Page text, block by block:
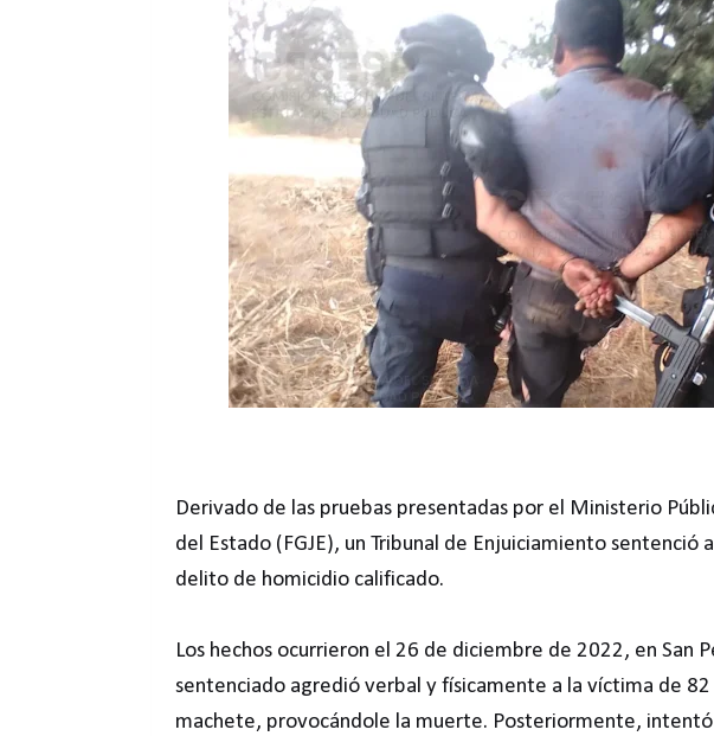
Derivado de las pruebas presentadas por el Ministerio
del Estado (FGJE), un Tribunal de Enjuiciamiento sentenció
delito de homicidio calificado.
Los hechos ocurrieron el 26 de diciembre de 2022, en San
sentenciado agredió verbal y físicamente a la víctima de
machete, provocándole la muerte. Posteriormente,